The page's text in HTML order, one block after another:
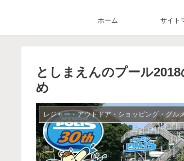
ホーム サイト
としまえんのプール
め
レジャー・アウトドア・ショッピング・グル